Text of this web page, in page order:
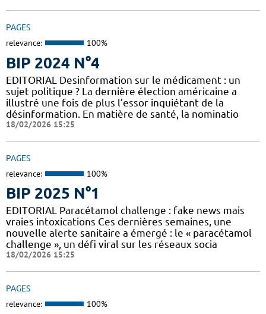
PAGES
relevance: 100%
BIP 2024 N°4
EDITORIAL Desinformation sur le médicament : un
sujet politique ? La dernière élection américaine a
illustré une fois de plus l’essor inquiétant de la
désinformation. En matière de santé, la nominatio
18/02/2026 15:25
PAGES
relevance: 100%
BIP 2025 N°1
EDITORIAL Paracétamol challenge : fake news mais
vraies intoxications Ces dernières semaines, une
nouvelle alerte sanitaire a émergé : le « paracétamol
challenge », un défi viral sur les réseaux socia
18/02/2026 15:25
PAGES
relevance: 100%